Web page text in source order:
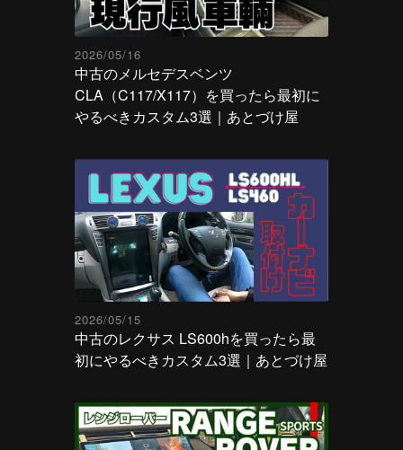
2026/05/16
中古のメルセデスベンツ
CLA（C117/X117）を買ったら最初に
やるべきカスタム3選｜あとづけ屋
2026/05/15
中古のレクサス LS600hを買ったら最
初にやるべきカスタム3選｜あとづけ屋